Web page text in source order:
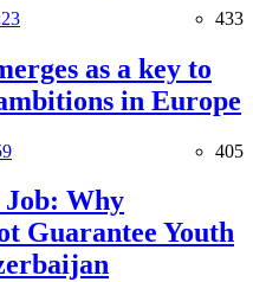
433
as a key to
in Europe
405
Why
Guarantee Youth